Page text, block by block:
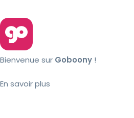
Bienvenue sur Goboony !
En savoir plus